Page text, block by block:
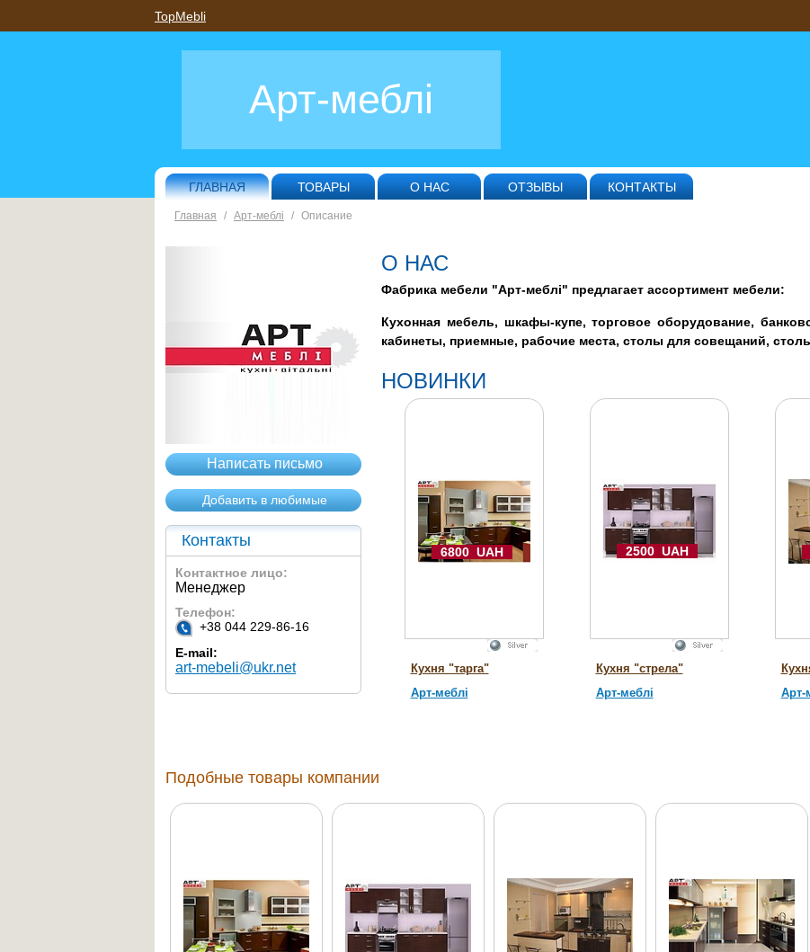
TopMebli
Арт-меблі
ГЛАВНАЯ ТОВАРЫ О НАС ОТЗЫВЫ КОНТАКТЫ
Главная / Арт-меблі / Описание
Написать письмо
Добавить в любимые
Контакты
Контактное лицо:
Менеджер
Телефон:
+38 044 229-86-16
E-mail:
art-mebeli@ukr.net
О НАС
Фабрика мебели "Арт-меблі" предлагает ассортимент мебели:
Кухонная мебель, шкафы-купе, торговое оборудование,
кабинеты, приемные, рабочие места, столы для совещаний,
НОВИНКИ
6800 UAH
Кухня "тарга"
Арт-меблі
2500 UAH
Кухня "стрела"
Арт-меблі
Арт-
2500 UAH 6800 UAH
Подобные товары компании